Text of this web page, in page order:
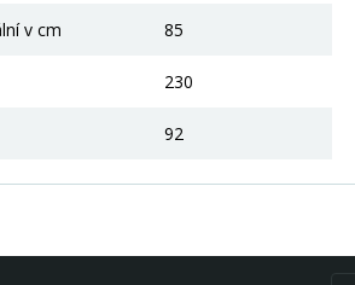
v cm 85
230
92